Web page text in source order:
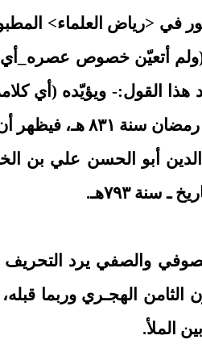
أتعيّن خصوص عصره_أي
هذا القول:- ويؤيّده (أي
سنة ٧٩٣هـ.
والصفي يرد
في القرن الثامن الهجـري
الملأ.